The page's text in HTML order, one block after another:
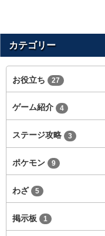
カテゴリー
お役立ち 27
ゲーム紹介 4
ステージ攻略 3
ポケモン 9
わざ 5
掲示板 1